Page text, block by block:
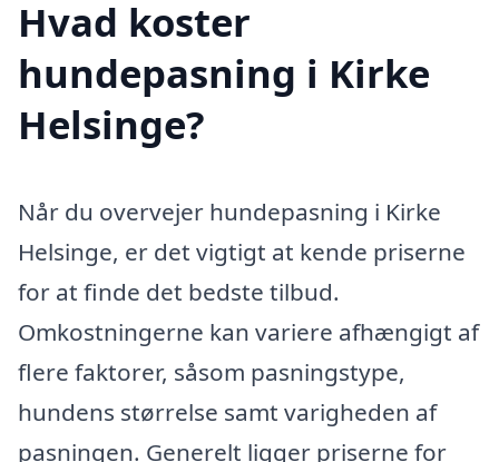
Hvad koster
hundepasning i Kirke
Helsinge?
Når du overvejer hundepasning i Kirke
Helsinge, er det vigtigt at kende priserne
for at finde det bedste tilbud.
Omkostningerne kan variere afhængigt af
flere faktorer, såsom pasningstype,
hundens størrelse samt varigheden af
pasningen. Generelt ligger priserne for